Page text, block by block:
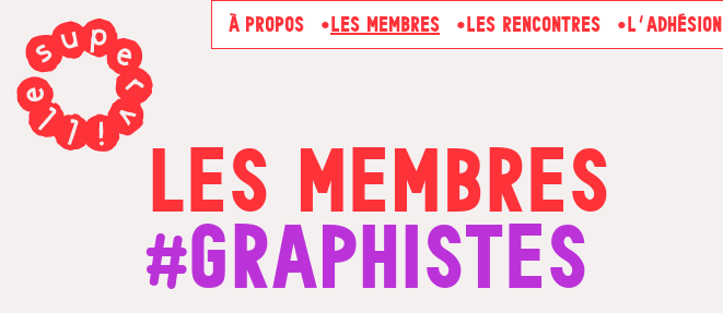
À PROPOS LES MEMBRES LES RENCONTRES L’ADHÉSION
LES MEMBRES
#GRAPHISTES